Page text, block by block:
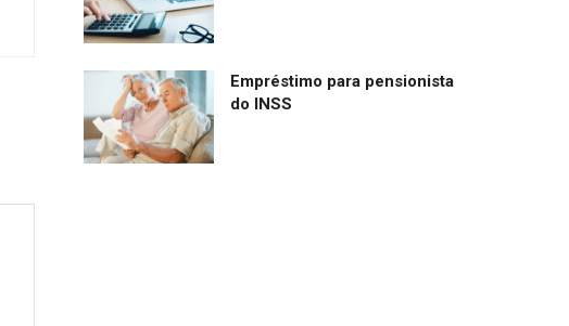
Empréstimo para pensionista
do INSS